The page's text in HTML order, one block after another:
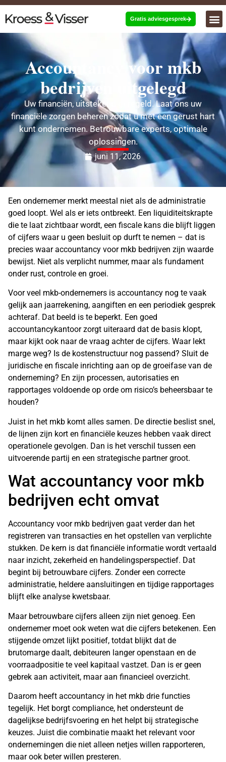
Gratis adviesgesprek
Accountancy voor mkb
bedrijven uitgelegd
Uw financiën, uitstekend geregeld. Laat ons uw
financiële zorgen beheren zodat u met een gerust hart
kunt ondernemen. Betrouwbare experts, optimale
oplossingen.
juni 11, 2026
Een ondernemer merkt meestal niet als de administratie
goed loopt. Wel als er iets ontbreekt. Een liquiditeitskrapte
die te laat zichtbaar wordt, een fiscale kans die blijft liggen
of cijfers waar u geen besluit op durft te nemen – dat is
precies waar accountancy voor mkb bedrijven zijn waarde
bewijst. Niet als verplicht nummer, maar als fundament
onder rust, controle en groei.
Voor veel mkb-ondernemers is accountancy nog te vaak
gelijk aan jaarrekening, aangiften en een periodiek gesprek
achteraf. Dat beeld is te beperkt. Een goed
accountancykantoor zorgt uiteraard dat de basis klopt,
maar kijkt ook naar de vraag achter de cijfers. Waar lekt
marge weg? Is de kostenstructuur nog passend? Sluit de
juridische en fiscale inrichting aan op de groeifase van de
onderneming? En zijn processen, autorisaties en
rapportages voldoende op orde om risico’s beheersbaar te
houden?
Juist in het mkb komt alles samen. De directie beslist snel,
de lijnen zijn kort en financiële keuzes hebben vaak direct
operationele gevolgen. Dan is het verschil tussen een
uitvoerende partij en een strategische partner groot.
Wat accountancy voor mkb
bedrijven echt omvat
Accountancy voor mkb bedrijven gaat verder dan het
registreren van transacties en het opstellen van verplichte
stukken. De kern is dat financiële informatie wordt vertaald
naar inzicht, zekerheid en handelingsperspectief. Dat
begint bij betrouwbare cijfers. Zonder een correcte
administratie, heldere aansluitingen en tijdige rapportages
blijft elke analyse kwetsbaar.
Maar betrouwbare cijfers alleen zijn niet genoeg. Een
ondernemer moet ook weten wat die cijfers betekenen. Een
stijgende omzet lijkt positief, totdat blijkt dat de
brutomarge daalt, debiteuren langer openstaan en de
voorraadpositie te veel kapitaal vastzet. Dan is er geen
gebrek aan activiteit, maar aan financieel overzicht.
Daarom heeft accountancy in het mkb drie functies
tegelijk. Het borgt compliance, het ondersteunt de
dagelijkse bedrijfsvoering en het helpt bij strategische
keuzes. Juist die combinatie maakt het relevant voor
ondernemingen die niet alleen netjes willen rapporteren,
maar ook beter willen presteren.